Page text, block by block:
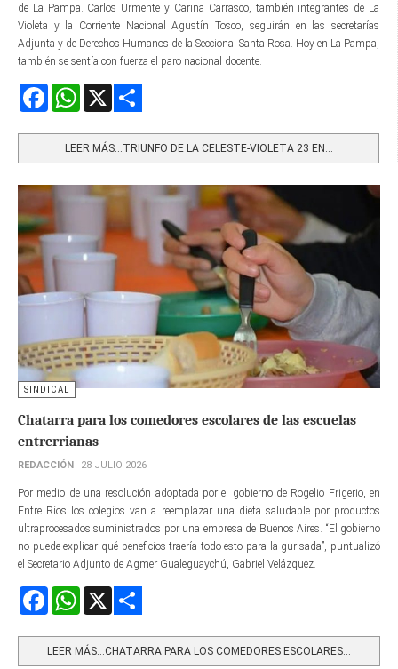
de La Pampa. Carlos Urmente y Carina Carrasco, también integrantes de La
Violeta y la Corriente Nacional Agustín Tosco, seguirán en las secretarías
Adjunta y de Derechos Humanos de la Seccional Santa Rosa. Hoy en La Pampa,
también se sentía con fuerza el paro nacional docente.
FacebookWhatsApp
LEER MÁS…TRIUNFO DE LA CELESTE-VIOLETA 23 EN...
SINDICAL
Chatarra para los comedores escolares de las escuelas
entrerrianas
REDACCIÓN 28 JULIO 2026
Por medio de una resolución adoptada por el gobierno de Rogelio Frigerio, en
Entre Ríos los colegios van a reemplazar una dieta saludable por productos
ultraprocesados suministrados por una empresa de Buenos Aires. “El gobierno
no puede explicar qué beneficios traería todo esto para la gurisada”, puntualizó
el Secretario Adjunto de Agmer Gualeguaychú, Gabriel Velázquez.
FacebookWhatsApp
LEER MÁS…CHATARRA PARA LOS COMEDORES ESCOLARES...